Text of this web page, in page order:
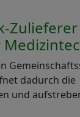
dadurch die
und